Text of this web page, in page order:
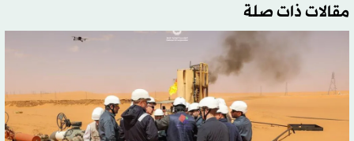
مقالات ذات صلة